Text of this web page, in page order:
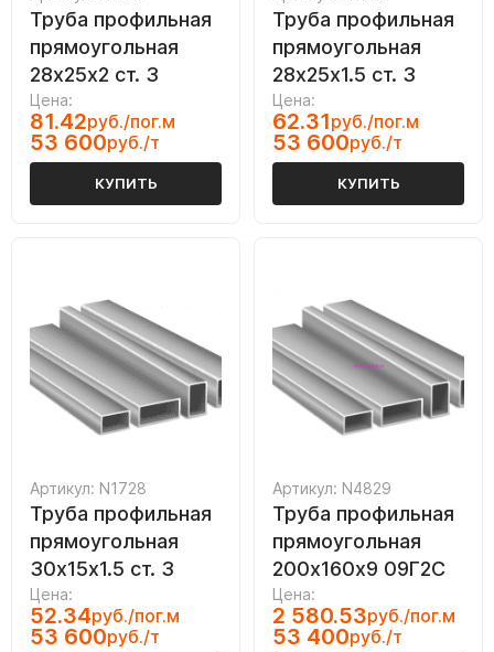
Труба профильная
прямоугольная
28х25х2 ст. 3
Цена:
81.42руб./пог.м
53 600руб./т
КУПИТЬ
Труба профильная
прямоугольная
28х25х1.5 ст. 3
Цена:
62.31руб./пог.м
53 600руб./т
КУПИТЬ
Артикул: N1728
Труба профильная
прямоугольная
30х15х1.5 ст. 3
Цена:
52.34руб./пог.м
53 600руб./т
Артикул: N4829
Труба профильная
прямоугольная
200х160х9 09Г2С
Цена:
2 580.53руб./пог.м
53 400руб./т